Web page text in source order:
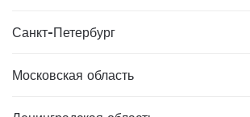
Санкт-Петербург
Московская область